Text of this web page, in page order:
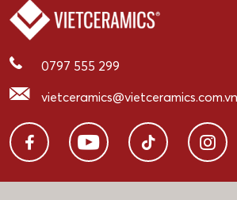
0797 555 299
vietceramics@vietceramics.com.vn